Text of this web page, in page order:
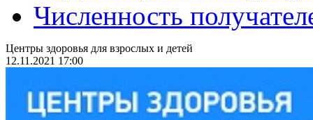
Численность
Центры здоровья для взрослых и детей
12.11.2021 17:00